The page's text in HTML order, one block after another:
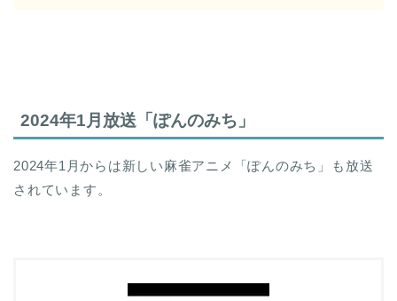
2024年1月放送「ぽんのみち」
2024年1月からは新しい麻雀アニメ「ぽんのみち」も放送
されています。